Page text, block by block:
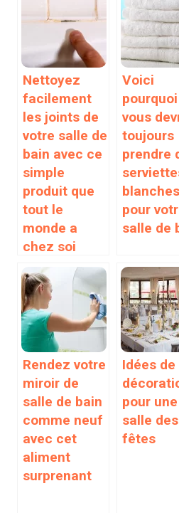
Nettoyez
facilement
les joints de
votre salle de
bain avec ce
simple
produit que
tout le
monde a
chez soi
Voici
pourquoi
vous
toujours
prendre
blanches
pour
salle de
Rendez votre
miroir de
salle de bain
comme neuf
avec cet
aliment
surprenant
Idées de
pour une
salle des
fêtes